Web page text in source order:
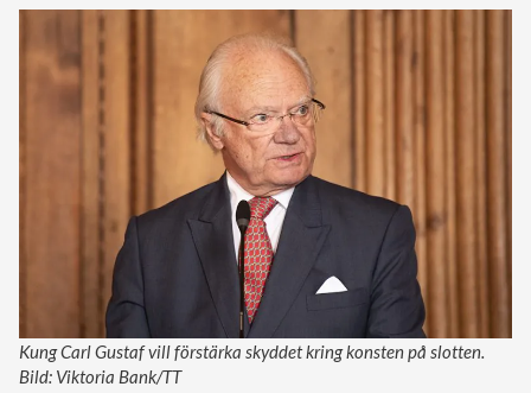
Kung Carl Gustaf vill förstärka skyddet kring konsten på slotten.
Bild: Viktoria Bank/TT